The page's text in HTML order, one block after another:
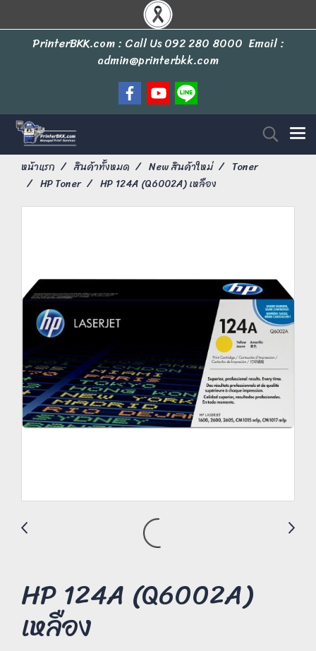
PrinterBKK.com : Call Us092 280 8000 Email :
admin@printerbkk.com
หน้าแรก สินค้าทั้งหมด New สินค้าใหม่
Toner
HP Toner
HP 124A (Q6002A) เหลือง
HP 124A (Q6002A)
เหลือง